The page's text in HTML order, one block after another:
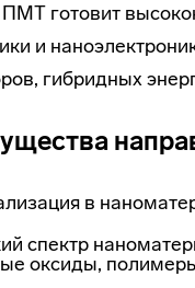
ПМТ готовит
и
гибридных
в
спектр
оксиды,